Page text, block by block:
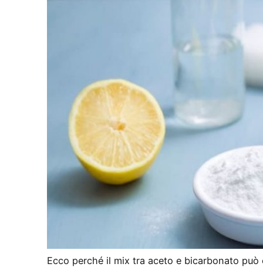
Ecco perché il mix tra aceto e bicarbonato